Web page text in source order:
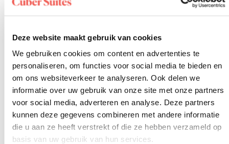
Deze website maakt gebruik van cookies
We gebruiken cookies om content en advertenties te
personaliseren, om functies voor social media te bieden en
om ons websiteverkeer te analyseren. Ook delen we
informatie over uw gebruik van onze site met onze partners
voor social media, adverteren en analyse. Deze partners
kunnen deze gegevens combineren met andere informatie
die u aan ze heeft verstrekt of die ze hebben verzameld op
basis van uw gebruik van hun services.
Uddel en richting Apeldoorn voor een bezoek aan
het gevarieerde Veluwse landschap.
Een van de meest gewaardeerde routes is de tocht
van Hoenderloo via het Deelense Veld naar
Apeldoorn. Onderweg passeer je open heidevelden,
dichte loofbossen en het historische Paleis het Loo.